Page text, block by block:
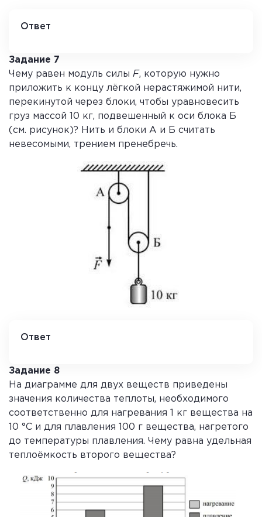
Ответ
Задание 7
Чему равен модуль силы F, которую нужно
приложить к концу лёгкой нерастяжимой нити,
перекинутой через блоки, чтобы уравновесить
груз массой 10 кг, подвешенный к оси блока Б
(см. рисунок)? Нить и блоки А и Б считать
невесомыми, трением пренебречь.
Ответ
Задание 8
На диаграмме для двух веществ приведены
значения количества теплоты, необходимого
соответственно для нагревания 1 кг вещества на
10 °С и для плавления 100 г вещества, нагретого
до температуры плавления. Чему равна удельная
теплоёмкость второго вещества?